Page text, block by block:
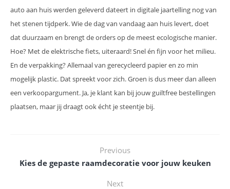
auto aan huis werden geleverd dateert in digitale jaartelling nog van
het stenen tijdperk. Wie de dag van vandaag aan huis levert, doet
dat duurzaam en brengt de orders op de meest ecologische manier.
Hoe? Met de elektrische fiets, uiteraard! Snel én fijn voor het milieu.
En de verpakking? Allemaal van gerecycleerd papier en zo min
mogelijk plastic. Dat spreekt voor zich. Groen is dus meer dan alleen
een verkoopargument. Ja, je klant kan bij jouw guiltfree bestellingen
plaatsen, maar jij draagt ook écht je steentje bij.
Previous
Kies de gepaste raamdecoratie voor jouw keuken
Next